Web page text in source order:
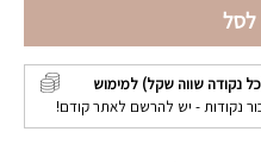
לסל
נקודה שווה שקל) למימוש
נקודות - יש להרשם לאתר קודם!